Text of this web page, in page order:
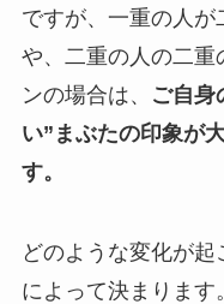
ですが、一重の人
や、二重の人の二重
ンの場合は、
ご自身
い”まぶたの印象が
す。
どのような変化が
によって決まります